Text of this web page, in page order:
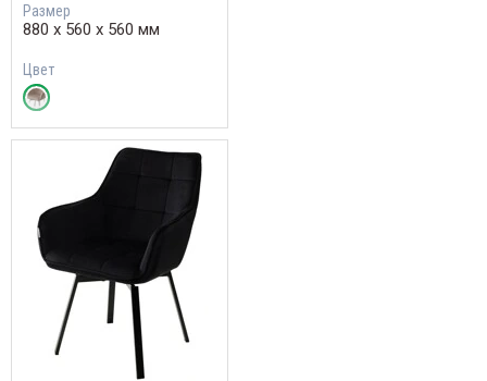
Размер
880 х 560 х 560 мм
Цвет